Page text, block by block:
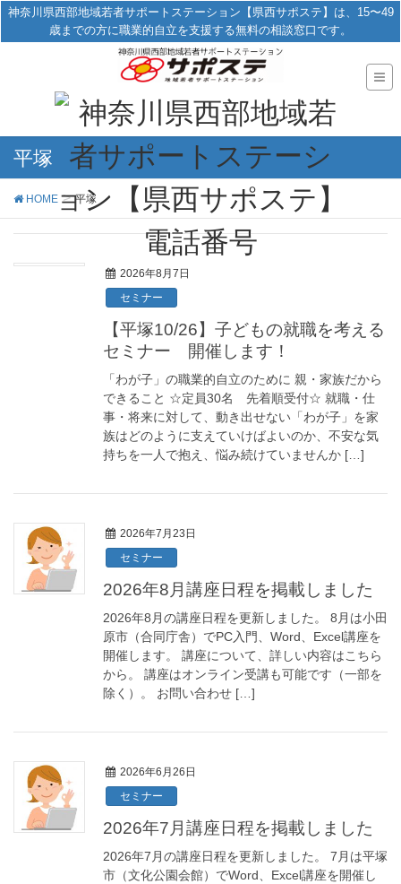
神奈川県西部地域若者サポートステーション【県西サポステ】は、15〜49
歳までの方に職業的自立を支援する無料の相談窓口です。
平塚
HOME 平塚
2026年8月7日
セミナー
【平塚10/26】子どもの就職を考える
セミナー 開催します！
「わが子」の職業的自立のために 親・家族だから
できること ☆定員30名 先着順受付☆ 就職・仕
事・将来に対して、動き出せない「わが子」を家
族はどのように支えていけばよいのか、不安な気
持ちを一人で抱え、悩み続けていませんか […]
2026年7月23日
セミナー
2026年8月講座日程を掲載しました
2026年8月の講座日程を更新しました。 8月は小田
原市（合同庁舎）でPC入門、Word、Excel講座を
開催します。 講座について、詳しい内容はこちら
から。 講座はオンライン受講も可能です（一部を
除く）。 お問い合わせ […]
2026年6月26日
セミナー
2026年7月講座日程を掲載しました
2026年7月の講座日程を更新しました。 7月は平塚
市（文化公園会館）でWord、Excel講座を開催し